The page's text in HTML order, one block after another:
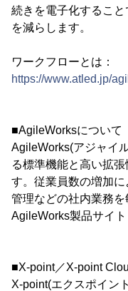
続きを電子化するこ
を減らします。
ワークフローとは：
https://www.atled.jp/
■AgileWorksについて
AgileWorks(アジャイ
る標準機能と高い拡
す。従業員数の増加
管理などの社内業務を
AgileWorks製品サイト
■X-point／X-point
X-point(エクスポイン